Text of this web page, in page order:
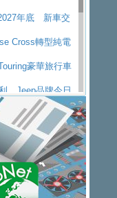
Premium Ca
型油電休旅
場，結合先進安
品牌旗艦展示中
新利器 SITRAK
經銷商勇於開啟
500坪土城旗艦
運轉職人挑戰賽
專業職人精神
圓滿落幕 台灣團
限量登台
年底 新車交
Cross轉型純電
600公里豪華旅行車
，Jeep品牌今日
叩關，靜肅性、底
年底上市 旗艦
市場
【蜘蛛人：重生
Peaq 內裝：七人